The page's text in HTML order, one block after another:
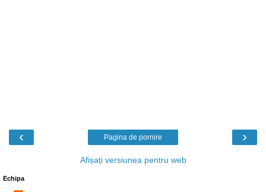
‹ ›
Pagina de pornire
Afișați versiunea pentru web
Echipa